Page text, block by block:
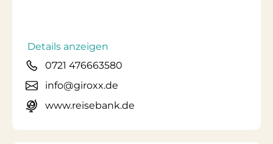
Details anzeigen
0721 476663580
info@giroxx.de
www.reisebank.de